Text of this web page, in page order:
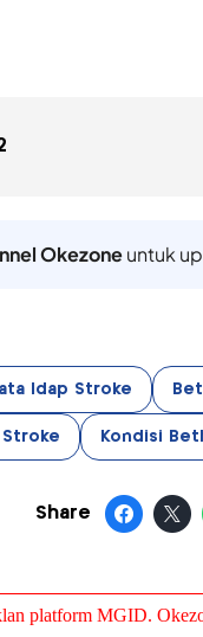
Okezoneuntuk
Idap Stroke
Stroke Kondisi
Share